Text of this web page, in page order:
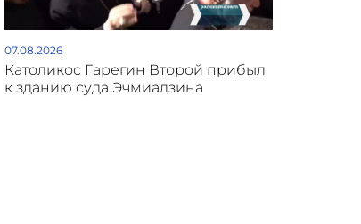
07.08.2026
Католикос Гарегин Второй прибыл
к зданию суда Эчмиадзина